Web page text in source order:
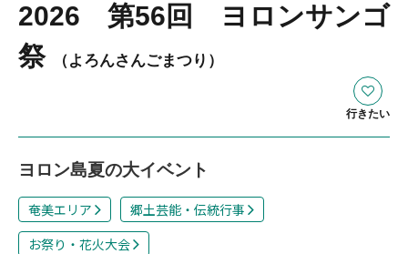
2026 第56回 ヨロンサンゴ
祭
（よろんさんごまつり）
行きたい
ヨロン島夏の大イベント
奄美エリア
郷土芸能・伝統行事
お祭り・花火大会